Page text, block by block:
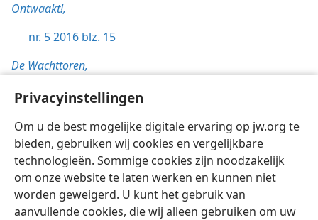
Privacyinstellingen
Om u de best mogelijke digitale ervaring op jw.org te
bieden, gebruiken wij cookies en vergelijkbare
technologieën. Sommige cookies zijn noodzakelijk
om onze website te laten werken en kunnen niet
worden geweigerd. U kunt het gebruik van
aanvullende cookies, die wij alleen gebruiken om uw
Ontwaakt!,
nr. 5 2016 blz. 15
De Wachttoren,
1/8/2008, blz. 31
Gods woord,blz. 104
Nederlands Instellingen